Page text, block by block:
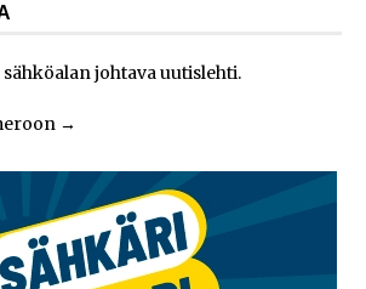
johtava uutislehti.
→